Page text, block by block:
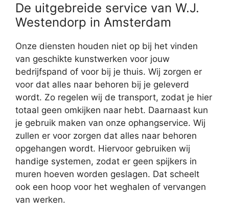
De uitgebreide service van W.J.
Westendorp in Amsterdam
Onze diensten houden niet op bij het vinden
van geschikte kunstwerken voor jouw
bedrijfspand of voor bij je thuis. Wij zorgen er
voor dat alles naar behoren bij je geleverd
wordt. Zo regelen wij de transport, zodat je hier
totaal geen omkijken naar hebt. Daarnaast kun
je gebruik maken van onze ophangservice. Wij
zullen er voor zorgen dat alles naar behoren
opgehangen wordt. Hiervoor gebruiken wij
handige systemen, zodat er geen spijkers in
muren hoeven worden geslagen. Dat scheelt
ook een hoop voor het weghalen of vervangen
van werken.